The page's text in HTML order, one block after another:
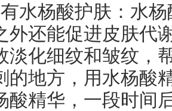
水杨酸护肤：水
外还能促进皮肤代
淡化细纹和皱纹，
的地方，用水杨酸
酸精华，一段时间